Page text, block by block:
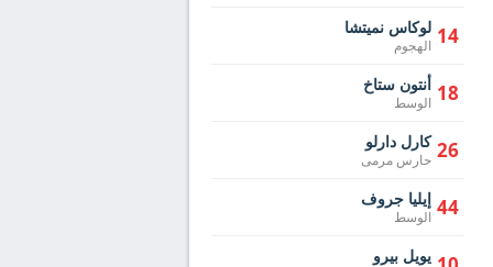
14 لوكاس نميتشا
الهجوم
18 أنتون ستاخ
الوسط
26 كارل دارلو
حارس مرمى
44 إيليا جروف
الوسط
يويل بيرو